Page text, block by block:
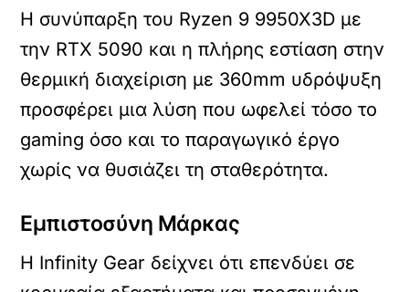
Η συνύπαρξη του Ryzen 9 9950X3D με
την RTX 5090 και η πλήρης εστίαση στην
θερμική διαχείριση με 360mm υδρόψυξη
προσφέρει μια λύση που ωφελεί τόσο το
gaming όσο και το παραγωγικό έργο
χωρίς να θυσιάζει τη σταθερότητα.
Εμπιστοσύνη Μάρκας
Η Infinity Gear δείχνει ότι επενδύει σε